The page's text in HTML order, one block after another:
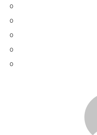
0
0
0
0
0